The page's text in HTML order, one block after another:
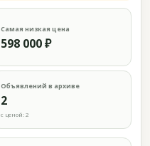
Самая низкая цена
598 000 ₽
Объявлений в архиве
2
с ценой: 2